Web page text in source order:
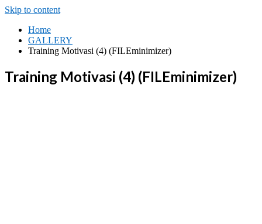
Skip to content
Home
GALLERY
Training Motivasi (4) (FILEminimizer)
Training Motivasi (4) (FILEminimizer)